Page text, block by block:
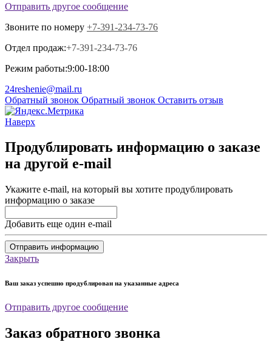
Отправить другое сообщение
Звоните по номеру +7-391-234-73-76
Отдел продаж:+7-391-234-73-76
Режим работы:9:00-18:00
24reshenie@mail.ru
Обратный звонок Обратный звонок Оставить отзыв
Наверх
Продублировать информацию о заказе
на другой e-mail
Укажите e-mail, на который вы хотите продублировать
информацию о заказе
Добавить еще один e-mail
Отправить информацию
Закрыть
Ваш заказ успешно продублирован на указанные адреса
Отправить другое сообщение
Заказ обратного звонка